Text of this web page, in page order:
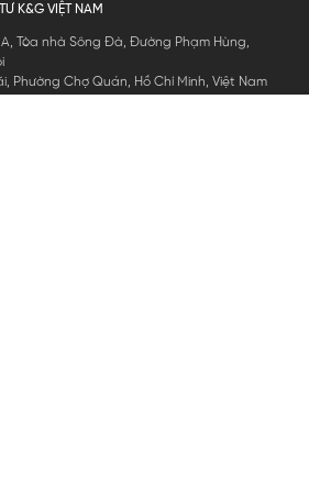
K&G VIỆT NAM
A, Tòa nhà Sông Đà, Đường Phạm Hùng,
Phường Chợ Quán, Hồ Chí Minh, Việt Nam